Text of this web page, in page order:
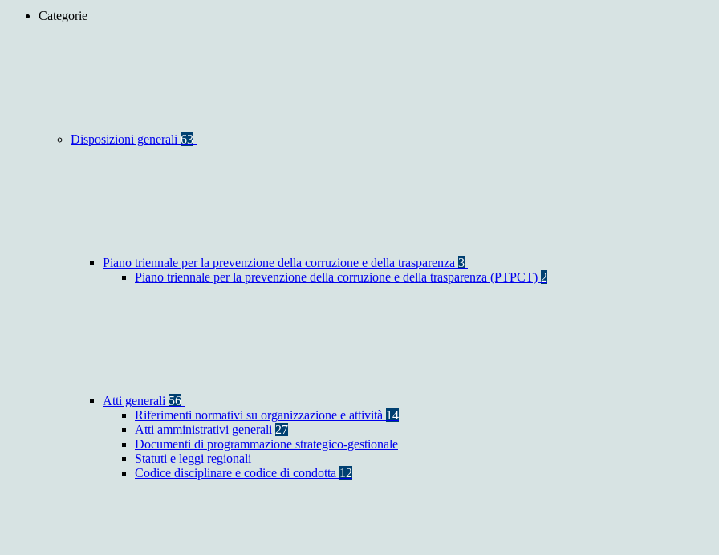
Categorie
Disposizioni generali 63
Piano triennale per la prevenzione della corruzione e della trasparenza 3
Piano triennale per la prevenzione della corruzione e della trasparenza (PTPCT) 2
Atti generali 56
Riferimenti normativi su organizzazione e attività 14
Atti amministrativi generali 27
Documenti di programmazione strategico-gestionale
Statuti e leggi regionali
Codice disciplinare e codice di condotta 12